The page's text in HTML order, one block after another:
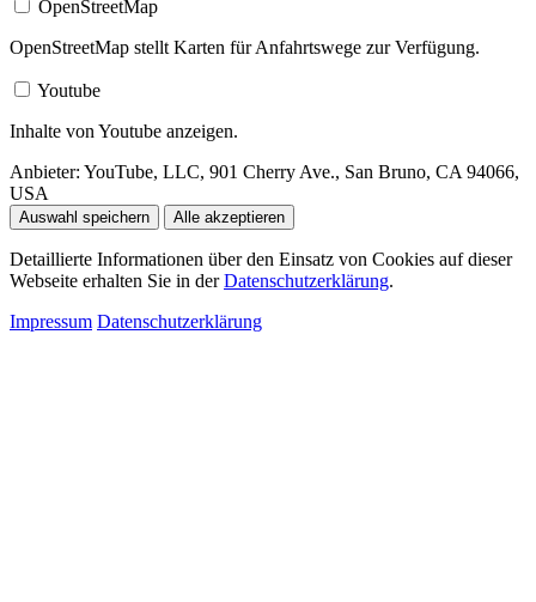
OpenStreetMap
OpenStreetMap stellt Karten für Anfahrtswege zur Verfügung.
Youtube
Inhalte von Youtube anzeigen.
Anbieter: YouTube, LLC, 901 Cherry Ave., San Bruno, CA 94066,
USA
Auswahl speichern Alle akzeptieren
Detaillierte Informationen über den Einsatz von Cookies auf dieser
Webseite erhalten Sie in derDatenschutzerklärung.
Impressum Datenschutzerklärung